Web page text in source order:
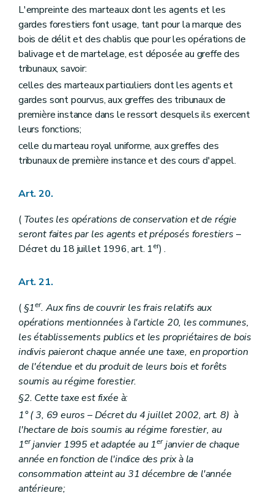
Art. 177
Art. 178
Art. 179
Art. 179bis
Art. 180
Art. 181
Art. 182
Art. 183
Art. 184
Titre XIV De la circulation dans les bois et forêts en général en Région wallonne
Section première
Dispositions générales
Art. 185
Art. 186
Art. 186bis
Art. 189
Art. 190
Art. 191
Art. 192
Art. 193
Section 3
Art. 197
Art. 198
Art. 199
Titre XV – Décret du 16 février 1995, art. 4, al.1
Art. 200
Titre XVI De l'inventaire permanent des ressources ligneuses en Région wallonne
Art. 201
Art. 202
Art. 203
Art. 204
Art. 205
Art. 206
Art. 207
Art. 208
L'empreinte des marteaux dont les agents et les
gardes forestiers font usage, tant pour la marque des
bois de délit et des chablis que pour les opérations de
balivage et de martelage, est déposée au greffe des
tribunaux, savoir:
celles des marteaux particuliers dont les agents et
gardes sont pourvus, aux greffes des tribunaux de
première instance dans le ressort desquels ils exercent
leurs fonctions;
celle du marteau royal uniforme, aux greffes des
tribunaux de première instance et des cours d'appel.
Art. 20.
( Toutes les opérations de conservation et de régie
seront faites par les agents et préposés forestiers –
Décret du 18 juillet 1996, art. 1er) .
Art. 21.
( §1er. Aux fins de couvrir les frais relatifs aux
opérations mentionnées à l'article 20, les communes,
les établissements publics et les propriétaires de bois
indivis paieront chaque année une taxe, en proportion
de l'étendue et du produit de leurs bois et forêts
soumis au régime forestier.
§2. Cette taxe est fixée à:
1° (3, 69 euros – Décret du 4 juillet 2002, art. 8) à
l'hectare de bois soumis au régime forestier, au
1erjanvier 1995 et adaptée au 1erjanvier de chaque
année en fonction de l'indice des prix à la
consommation atteint au 31 décembre de l'année
antérieure;